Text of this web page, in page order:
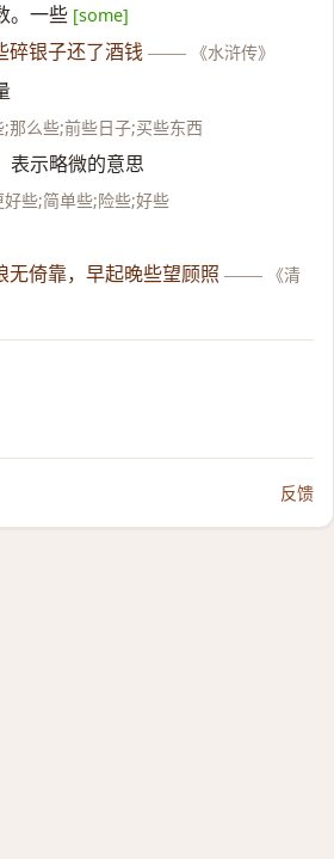
。一些 [some]
碎银子还了酒钱 —— 《水浒传》
那么些;前些日子;买些东西
表示略微的意思
些;简单些;险些;好些
无倚靠，早起晚些望顾照 ——
《清
反馈